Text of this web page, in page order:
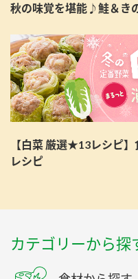
秋の味覚を堪能♪鮭＆き
【白菜 厳選★13レシピ
レシピ
カテゴリーから探